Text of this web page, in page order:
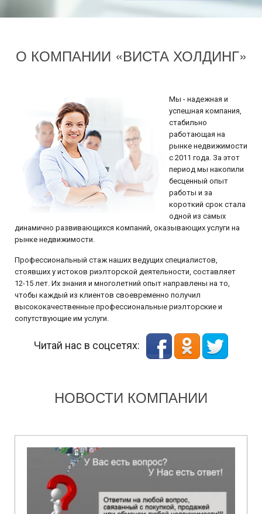
О КОМПАНИИ «ВИСТА ХОЛДИНГ»
Мы - надежная и
успешная компания,
стабильно
работающая на
рынке недвижимости
с 2011 года. За этот
период мы накопили
бесценный опыт
работы и за
короткий срок стала
одной из самых
динамично развивающихся компаний, оказывающих услуги на
рынке недвижимости.
Профессиональный стаж наших ведущих специалистов,
стоявших у истоков риэлторской деятельности, составляет
12-15 лет. Их знания и многолетний опыт направлены на то,
чтобы каждый из клиентов своевременно получил
высококачественные профессиональные риэлторские и
сопутствующие им услуги.
Читай нас в соцсетях:
НОВОСТИ КОМПАНИИ